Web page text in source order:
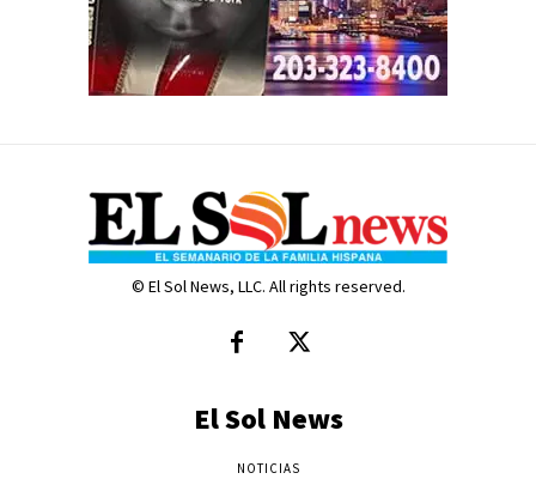
© El Sol News, LLC. All rights reserved.
El Sol News
NOTICIAS